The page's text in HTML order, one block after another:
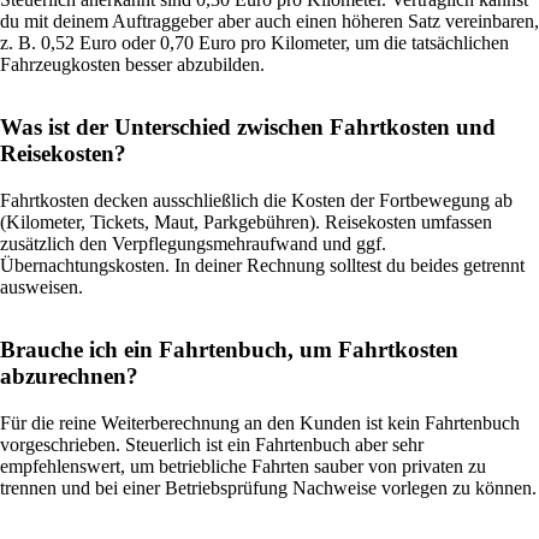
du mit deinem Auftraggeber aber auch einen höheren Satz vereinbaren,
z. B. 0,52 Euro oder 0,70 Euro pro Kilometer, um die tatsächlichen
Fahrzeugkosten besser abzubilden.
Was ist der Unterschied zwischen Fahrtkosten und
Reisekosten?
Fahrtkosten decken ausschließlich die Kosten der Fortbewegung ab
(Kilometer, Tickets, Maut, Parkgebühren). Reisekosten umfassen
zusätzlich den Verpflegungsmehraufwand und ggf.
Übernachtungskosten. In deiner Rechnung solltest du beides getrennt
ausweisen.
Brauche ich ein Fahrtenbuch, um Fahrtkosten
abzurechnen?
Für die reine Weiterberechnung an den Kunden ist kein Fahrtenbuch
vorgeschrieben. Steuerlich ist ein Fahrtenbuch aber sehr
empfehlenswert, um betriebliche Fahrten sauber von privaten zu
trennen und bei einer Betriebsprüfung Nachweise vorlegen zu können.